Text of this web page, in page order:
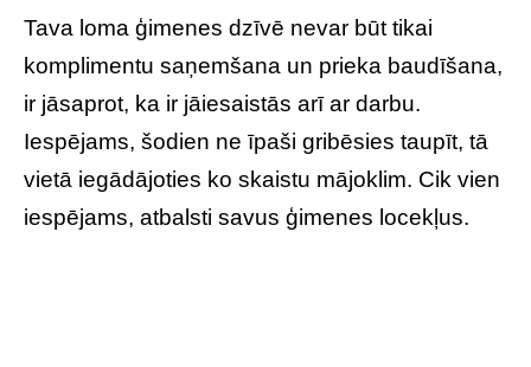
Tava loma ģimenes dzīvē nevar būt tikai
komplimentu saņemšana un prieka baudīšana,
ir jāsaprot, ka ir jāiesaistās arī ar darbu.
Iespējams, šodien ne īpaši gribēsies taupīt, tā
vietā iegādājoties ko skaistu mājoklim. Cik vien
iespējams, atbalsti savus ģimenes locekļus.